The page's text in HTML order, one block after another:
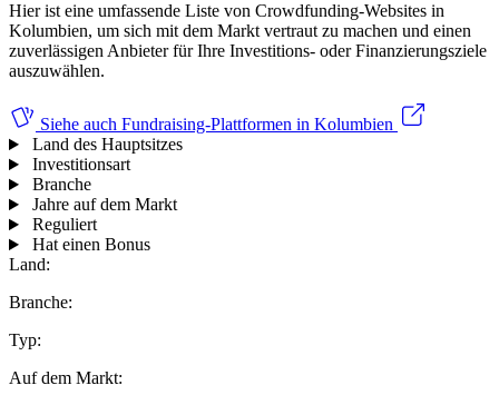
Hier ist eine umfassende Liste von Crowdfunding-Websites in
Kolumbien, um sich mit dem Markt vertraut zu machen und einen
zuverlässigen Anbieter für Ihre Investitions- oder Finanzierungsziele
auszuwählen.
Siehe auch Fundraising-Plattformen in Kolumbien
Land des Hauptsitzes
Investitionsart
Branche
Jahre auf dem Markt
Reguliert
Hat einen Bonus
Land:
Branche:
Typ:
Auf dem Markt: